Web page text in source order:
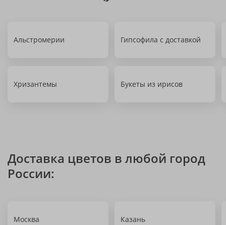
Альстромерии Гипсофила с доставкой
Хризантемы Букеты из ирисов
Доставка цветов в любой город
России:
Москва Казань